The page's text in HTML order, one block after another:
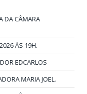
DA CÂMARA
ÀS 19H.
EDCARLOS
MARIA JOEL.